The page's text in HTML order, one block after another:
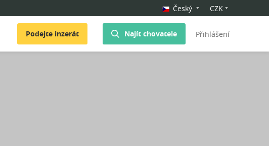
Český CZK
Podejte inzerát Najít chovatele Přihlášení